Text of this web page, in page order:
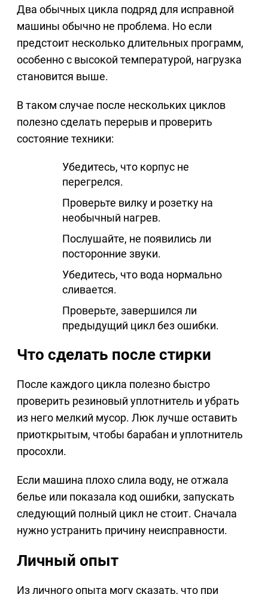
Два обычных цикла подряд для исправной
машины обычно не проблема. Но если
предстоит несколько длительных программ,
особенно с высокой температурой, нагрузка
становится выше.
В таком случае после нескольких циклов
полезно сделать перерыв и проверить
состояние техники:
Убедитесь, что корпус не
перегрелся.
Проверьте вилку и розетку на
необычный нагрев.
Послушайте, не появились ли
посторонние звуки.
Убедитесь, что вода нормально
сливается.
Проверьте, завершился ли
предыдущий цикл без ошибки.
Что сделать после стирки
После каждого цикла полезно быстро
проверить резиновый уплотнитель и убрать
из него мелкий мусор. Люк лучше оставить
приоткрытым, чтобы барабан и уплотнитель
просохли.
Если машина плохо слила воду, не отжала
белье или показала код ошибки, запускать
следующий полный цикл не стоит. Сначала
нужно устранить причину неисправности.
Личный опыт
Из личного опыта могу сказать, что при